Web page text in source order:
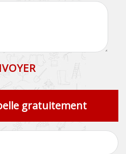
gratuitement